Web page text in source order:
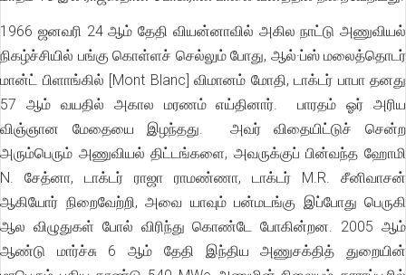
1966 ஜனவரி 24 ஆம் தேதி வியன்னாவில் அகில நாட்டு அணுவியல்
நிகழ்ச்சியில் பங்கு கொள்ளச் செல்லும் போது, ஆல்·ப்ஸ் மலைத்தொடர்
மான்ட் பிளாங்கில் [Mont Blanc] விமானம் மோதி, டாக்டர் பாபா தனது
57 ஆம் வயதில் அகால மரணம் எய்தினார். பாரதம் ஓர் அரிய
விஞ்ஞான மேதையை இழந்தது. அவர் விதையிட்டுச் சென்ற
அரும்பெரும் அணுவியல் திட்டங்களை, அவருக்குப் பின்வந்த ஹோமி
N. சேத்னா, டாக்டர் ராஜா ராமண்ணா, டாக்டர் M.R. சீனிவாசன்
ஆகியோர் நிறைவேற்றி, அவை யாவும் பன்மடங்கு இப்போது பெருகி
ஆல விழுதுகள் போல் விரிந்து கொண்டே போகின்றன. 2005 ஆம்
ஆண்டு மார்ச்சு 6 ஆம் தேதி இந்திய அணுசக்தித் துறையின்